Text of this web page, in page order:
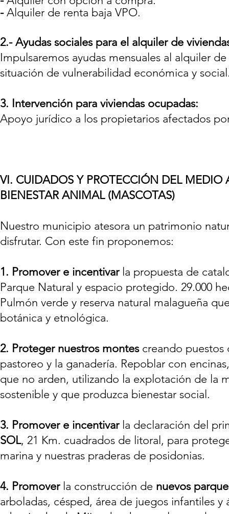
-Alquiler de renta baja VPO.
2.- Ayudas sociales para el alquiler de
Impulsaremos ayudas mensuales al alquiler
situación de vulnerabilidad económica y
3. Intervención para viviendas ocupadas:
Apoyo jurídico a los propietarios afectados
VI. CUIDADOS Y PROTECCIÓN DEL
BIENESTAR ANIMAL (MASCOTAS)
Nuestro municipio atesora un patrimonio
disfrutar. Con este fin proponemos:
1. Promover e incentivar la propuesta de
Parque Natural y espacio protegido. 29.000
Pulmón verde y reserva natural malagueña
botánica y etnológica.
2. Proteger nuestros montescreando puestos
pastoreo y la ganadería. Repoblar con
que no arden, utilizando la explotación de la
sostenible y que produzca bienestar social.
3. Promover e incentivarla declaración del
SOL, 21 Km. cuadrados de litoral, para
marina y nuestras praderas de posidonias.
4. Promoverla construcción de nuevos
arboladas, césped, área de juegos infantiles